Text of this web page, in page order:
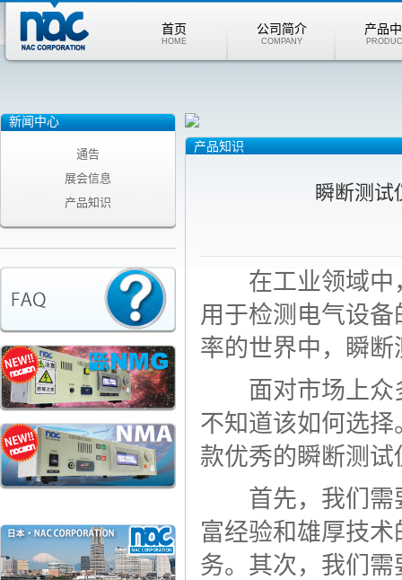
首页
HOME
公司简介
COMPANY
产品
新闻中心
通告
展会信息
产品知识
产品知识
瞬断测试
在工业领域中，
用于检测电气设
率的世界中，瞬
面对市场上众多
不知道该如何选
款优秀的瞬断测试
首先，我们需要
富经验和雄厚技
务。其次，我们